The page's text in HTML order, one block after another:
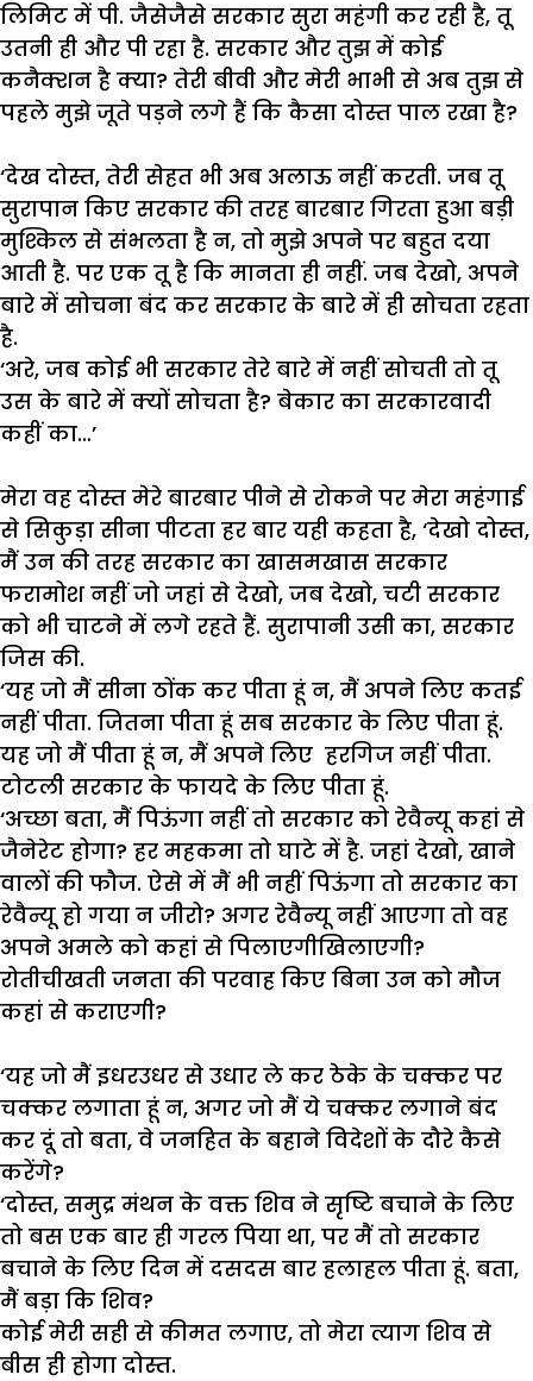
लिमिट में पी. जैसेजैसे सरकार सुरा महंगी कर रही है, तू
उतनी ही और पी रहा है. सरकार और तुझ में कोई
कनैक्शन है क्या? तेरी बीवी और मेरी भाभी से अब तुझ से
पहले मुझे जूते पड़ने लगे हैं कि कैसा दोस्त पाल रखा है?
‘देख दोस्त, तेरी सेहत भी अब अलाऊ नहीं करती. जब तू
सुरापान किए सरकार की तरह बारबार गिरता हुआ बड़ी
मुश्किल से संभलता है न, तो मुझे अपने पर बहुत दया
आती है. पर एक तू है कि मानता ही नहीं. जब देखो, अपने
बारे में सोचना बंद कर सरकार के बारे में ही सोचता रहता
है.
‘अरे, जब कोई भी सरकार तेरे बारे में नहीं सोचती तो तू
उस के बारे में क्यों सोचता है? बेकार का सरकारवादी
कहीं का…’
मेरा वह दोस्त मेरे बारबार पीने से रोकने पर मेरा महंगाई
से सिकुड़ा सीना पीटता हर बार यही कहता है, ‘देखो दोस्त,
मैं उन की तरह सरकार का खासमखास सरकार
फरामोश नहीं जो जहां से देखो, जब देखो, चटी सरकार
को भी चाटने में लगे रहते हैं. सुरापानी उसी का, सरकार
जिस की.
‘यह जो मैं सीना ठोंक कर पीता हूं न, मैं अपने लिए कतई
नहीं पीता. जितना पीता हूं सब सरकार के लिए पीता हूं.
यह जो मैं पीता हूं न, मैं अपने लिए हरगिज नहीं पीता.
टोटली सरकार के फायदे के लिए पीता हूं.
‘अच्छा बता, मैं पिऊंगा नहीं तो सरकार को रेवैन्यू कहां से
जैनेरेट होगा? हर महकमा तो घाटे में है. जहां देखो, खाने
वालों की फौज. ऐसे में मैं भी नहीं पिऊंगा तो सरकार का
रेवैन्यू हो गया न जीरो? अगर रेवैन्यू नहीं आएगा तो वह
अपने अमले को कहां से पिलाएगीखिलाएगी?
रोतीचीखती जनता की परवाह किए बिना उन को मौज
कहां से कराएगी?
‘यह जो मैं इधरउधर से उधार ले कर ठेके के चक्कर पर
चक्कर लगाता हूं न, अगर जो मैं ये चक्कर लगाने बंद
कर दूं तो बता, वे जनहित के बहाने विदेशों के दौरे कैसे
करेंगे?
‘दोस्त, समुद्र मंथन के वक्त शिव ने सृष्टि बचाने के लिए
तो बस एक बार ही गरल पिया था, पर मैं तो सरकार
बचाने के लिए दिन में दसदस बार हलाहल पीता हूं. बता,
मैं बड़ा कि शिव?
कोई मेरी सही से कीमत लगाए, तो मेरा त्याग शिव से
बीस ही होगा दोस्त.